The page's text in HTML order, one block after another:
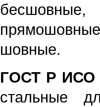
шовные.
ГОСТ Р ИСО
стальные